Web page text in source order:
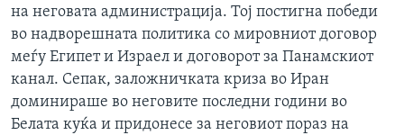
на неговата администрација. Тој постигна победи
во надворешната политика со мировниот договор
меѓу Египет и Израел и договорот за Панамскиот
канал. Сепак, заложничката криза во Иран
доминираше во неговите последни години во
Белата куќа и придонесе за неговиот пораз на